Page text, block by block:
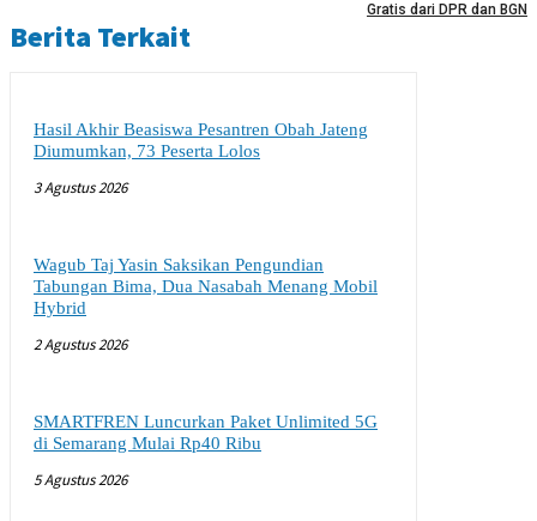
Gratis dari DPR dan BGN
Berita Terkait
Hasil Akhir Beasiswa Pesantren Obah Jateng
Diumumkan, 73 Peserta Lolos
3 Agustus 2026
Wagub Taj Yasin Saksikan Pengundian
Tabungan Bima, Dua Nasabah Menang Mobil
Hybrid
2 Agustus 2026
SMARTFREN Luncurkan Paket Unlimited 5G
di Semarang Mulai Rp40 Ribu
5 Agustus 2026